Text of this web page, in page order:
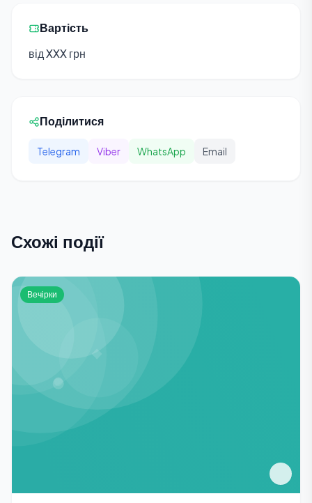
Вартість
від XXX грн
Поділитися
Telegram Viber WhatsApp Email
Схожі події
Вечірки